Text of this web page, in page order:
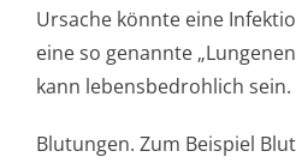
Ursache könnte eine
eine so genannte
kann lebensbedrohlich se­in.
Blutungen. Zum Beispiel